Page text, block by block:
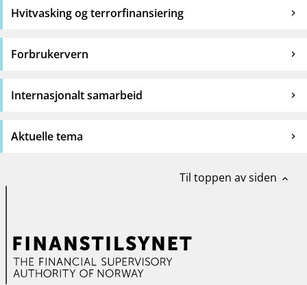
Hvitvasking og terrorfinansiering
Forbrukervern
Internasjonalt samarbeid
Aktuelle tema
Til toppen av siden expand_less